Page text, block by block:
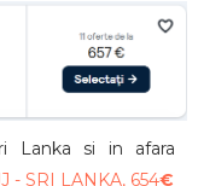
Lanka si in afara
- SRI LANKA, 654€